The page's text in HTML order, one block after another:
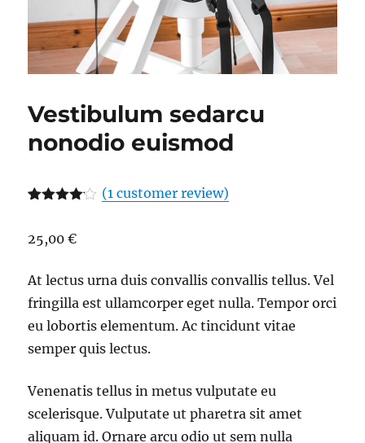
Vestibulum sedarcu
nonodio euismod
of 5
customer
(1 customer review)
25,00€
At lectus urna duis convallis convallis tellus. Vel
fringilla est ullamcorper eget nulla. Tempor orci
eu lobortis elementum. Ac tincidunt vitae
semper quis lectus.
Venenatis tellus in metus vulputate eu
scelerisque. Vulputate ut pharetra sit amet
aliquam id. Ornare arcu odio ut sem nulla